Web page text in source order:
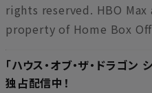
rights reserved. HBO
property of Home Box
「ハウス・オブ・ザ・ドラゴ
独占配信中！